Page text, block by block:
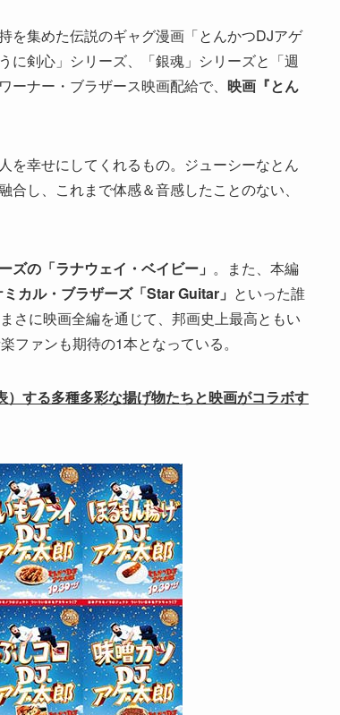
を集めた伝説のギャグ漫画「とんかつDJアゲ
に剣心」シリーズ、「銀魂」シリーズと「週
ナー・ブラザース映画配給で、 映画『とん
を幸せにしてくれるもの。ジューシーなとん
し、これまで体感＆音感したことのない、
ズの「ラナウェイ・ベイビー」 。また、本編
カル・ブラザーズ「Star Guitar」 といった誰
さに映画全編を通じて、邦画史上最高ともい
ファンも期待の1本となっている。
する多種多彩な揚げ物たちと映画がコラボす